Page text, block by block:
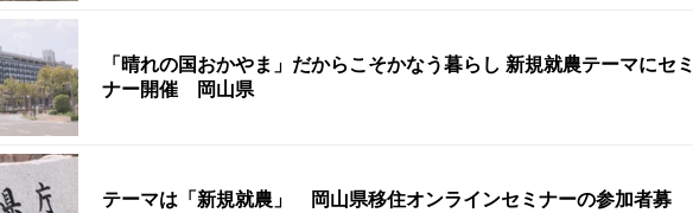
「晴れの国おかやま」だからこそかなう暮らし 新規就農テーマにセミ
ナー開催 岡山県
テーマは「新規就農」 岡山県移住オンラインセミナーの参加者募